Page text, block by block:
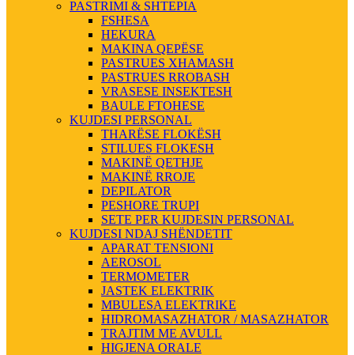
PASTRIMI & SHTEPIA
FSHESA
HEKURA
MAKINA QEPËSE
PASTRUES XHAMASH
PASTRUES RROBASH
VRASESE INSEKTESH
BAULE FTOHESE
KUJDESI PERSONAL
THARËSE FLOKËSH
STILUES FLOKESH
MAKINË QETHJE
MAKINË RROJE
DEPILATOR
PESHORE TRUPI
SETE PER KUJDESIN PERSONAL
KUJDESI NDAJ SHËNDETIT
APARAT TENSIONI
AEROSOL
TERMOMETER
JASTEK ELEKTRIK
MBULESA ELEKTRIKE
HIDROMASAZHATOR / MASAZHATOR
TRAJTIM ME AVULL
HIGJENA ORALE